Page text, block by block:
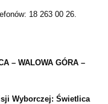
18 263 00 26.
– WALOWA GÓRA –
Wyborczej: Świetlica